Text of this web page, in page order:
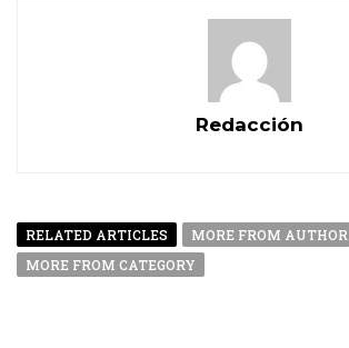
Redacción
RELATED ARTICLES
MORE FROM AUTHOR
MORE FROM CATEGORY